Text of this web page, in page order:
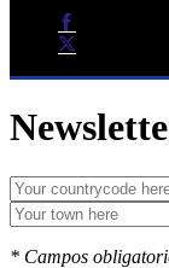
* Campos